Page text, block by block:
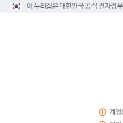
이 누리집은 대한민국 공식 전자정
계정